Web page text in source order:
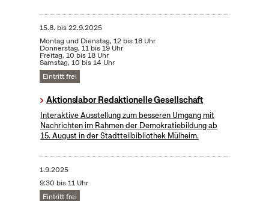
15.8. bis22.9.2025
Montag und Dienstag, 12 bis 18 Uhr
Donnerstag, 11 bis 19 Uhr
Freitag, 10 bis 18 Uhr
Samstag, 10 bis 14 Uhr
Eintritt frei
Aktionslabor Redaktionelle Gesellschaft
Interaktive Ausstellung zum besseren Umgang mit
Nachrichten im Rahmen der Demokratiebildung ab
15. August in der Stadtteilbibliothek Mülheim.
1.9.2025
9:30 bis 11 Uhr
Eintritt frei